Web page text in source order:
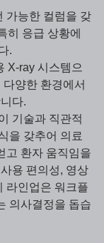
가능한 컬럼을 갖
히 응급 상황에
.
X-ray 시스템으
양한 환경에서
다.
기술과 직관적
을 갖추어 의료
고 환자 움직임을
용 편의성, 영상
라인업은 워크플
의사결정을 돕습